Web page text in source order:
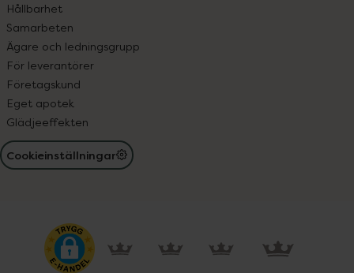
Hållbarhet
Samarbeten
Ägare och ledningsgrupp
För leverantörer
Företagskund
Eget apotek
Glädjeeffekten
Cookieinställningar